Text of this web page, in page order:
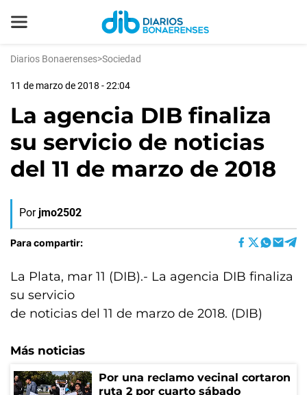
Diarios Bonaerenses>Sociedad
11 de marzo de 2018 - 22:04
La agencia DIB finaliza
su servicio de noticias
del 11 de marzo de 2018
Por jmo2502
Para compartir:
La Plata, mar 11 (DIB).- La agencia DIB finaliza
su servicio
de noticias del 11 de marzo de 2018. (DIB)
Más noticias
Por una reclamo vecinal cortaron
ruta 2 por cuarto sábado